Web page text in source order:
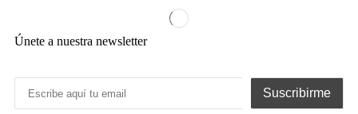
Únete a nuestra newsletter